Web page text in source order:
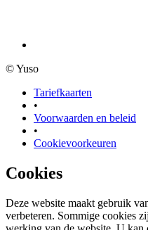
© Yuso
Tariefkaarten
•
Voorwaarden en beleid
•
Cookievoorkeuren
Cookies
Deze website maakt gebruik
verbeteren. Sommige cookies